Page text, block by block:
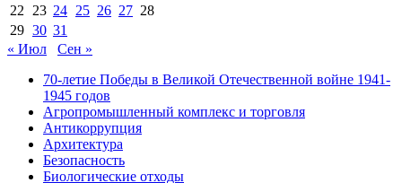
22
23 24 25 26 27 28
29 30 31
« Июл
Сен »
70-летие Победы в Великой Отечественной войне 1941-
1945 годов
Агропромышленный комплекс и торговля
Антикоррупция
Архитектура
Безопасность
Биологические отходы